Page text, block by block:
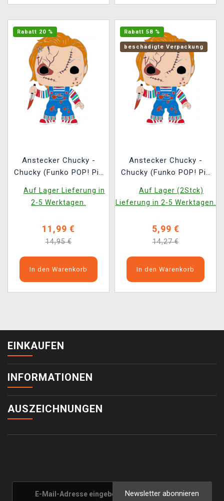
Rabatt 20 %
Anstecker Chucky -
Chucky (Funko POP! Pin
Auf Lager Lieferung in
2-5 Werktagen.
11,99 €
14,95 €
In den Warenkorb
Rabatt 58 %
beschädigte Verpackung
Anstecker Chucky -
Chucky (Funko POP! Pin
Verpackung)
Auf Lager (2Stck)
Lieferung in 2-5 Werktagen.
5,99 €
14,27 €
In den Warenkorb
EINKAUFEN
INFORMATIONEN
AUSZEICHNUNGEN
Newsletter abonnieren